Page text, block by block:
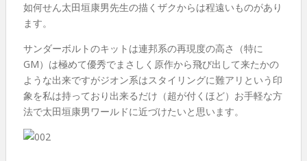
如何せん太田垣康男先生の描くザクからは程遠いものがあり
ます。
サンダーボルトのキットは連邦系の再現度の高さ（特に
GM）は極めて優秀でまさしく原作から飛び出して来たかの
ような出来ですがジオン系はスタイリングに難アリという印
象を私は持っており出来るだけ（超が付くほど）お手軽な方
法で太田垣康男ワールドに近づけたいと思います。